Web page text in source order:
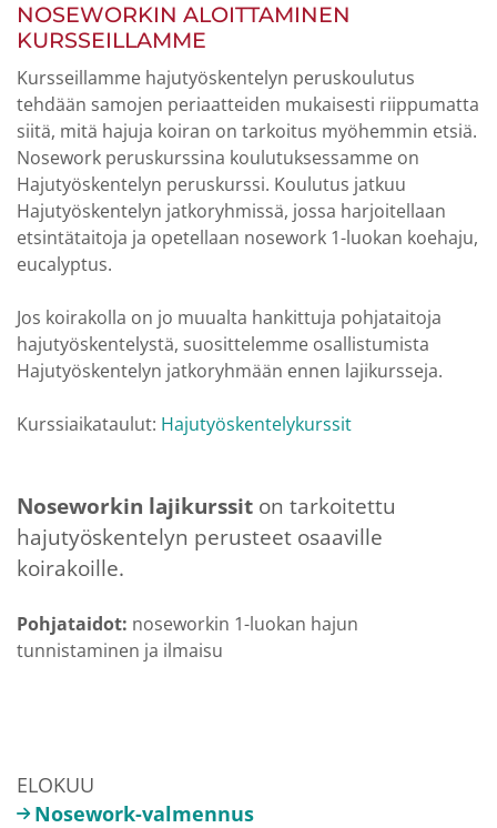
NOSEWORKIN ALOITTAMINEN
KURSSEILLAMME
Kursseillamme hajutyöskentelyn peruskoulutus
tehdään samojen periaatteiden mukaisesti riippumatta
siitä, mitä hajuja koiran on tarkoitus myöhemmin etsiä.
Nosework peruskurssina koulutuksessamme on
Hajutyöskentelyn peruskurssi. Koulutus jatkuu
Hajutyöskentelyn jatkoryhmissä, jossa harjoitellaan
etsintätaitoja ja opetellaan nosework 1-luokan koehaju,
eucalyptus.
Jos koirakolla on jo muualta hankittuja pohjataitoja
hajutyöskentelystä, suosittelemme osallistumista
Hajutyöskentelyn jatkoryhmään ennen lajikursseja.
Kurssiaikataulut: Hajutyöskentelykurssit
Noseworkin lajikurssit on tarkoitettu
hajutyöskentelyn perusteet osaaville
koirakoille.
Pohjataidot: noseworkin 1-luokan hajun
tunnistaminen ja ilmaisu
ELOKUU
Nosework-valmennus